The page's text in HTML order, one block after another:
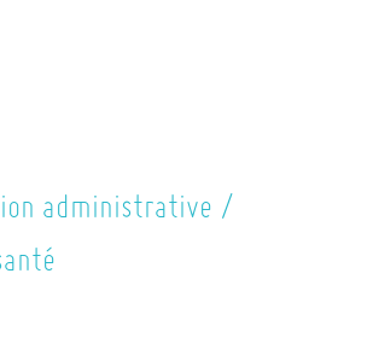
administrative /